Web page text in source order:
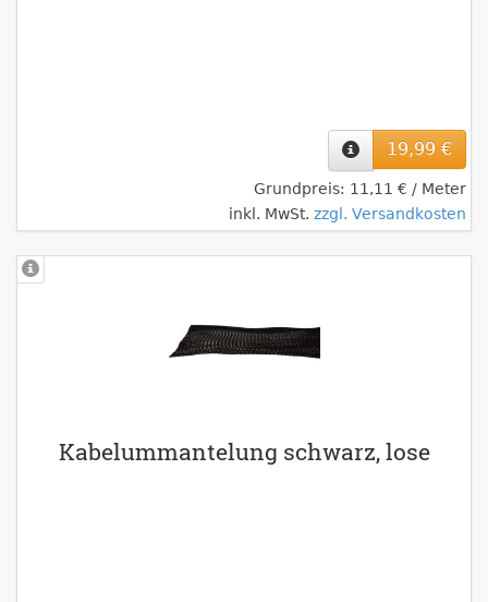
19,99 €
Grundpreis: 11,11 € / Meter
inkl. MwSt. zzgl. Versandkosten
Kabelummantelung schwarz, lose